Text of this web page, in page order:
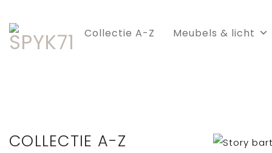
to
content
Collectie A-Z Meubels & licht
COLLECTIE A-Z